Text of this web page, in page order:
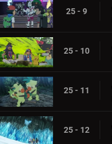
25 - 9
25 - 10
25 - 11
25 - 12